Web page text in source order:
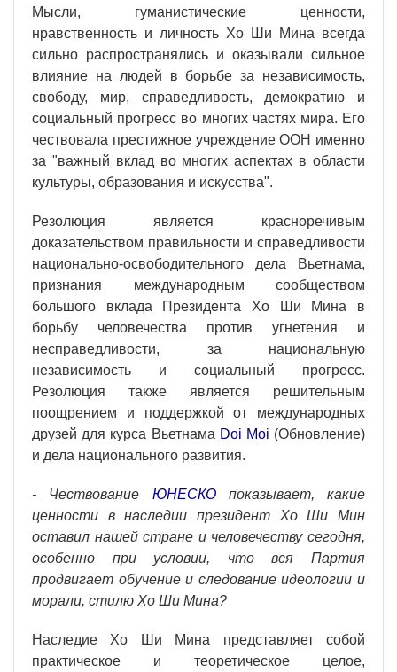
Мысли, гуманистические ценности,
нравственность и личность Хо Ши Мина всегда
сильно распространялись и оказывали сильное
влияние на людей в борьбе за независимость,
свободу, мир, справедливость, демократию и
социальный прогресс во многих частях мира. Его
чествовала престижное учреждение ООН именно
за "важный вклад во многих аспектах в области
культуры, образования и искусства".
Резолюция является красноречивым
доказательством правильности и справедливости
национально-освободительного дела Вьетнама,
признания международным сообществом
большого вклада Президента Хо Ши Мина в
борьбу человечества против угнетения и
несправедливости, за национальную
независимость и социальный прогресс.
Резолюция также является решительным
поощрением и поддержкой от международных
друзей для курса Вьетнама Doi Moi (Обновление)
и дела национального развития.
- Чествование ЮНЕСКОпоказывает, какие
ценности в наследии президент Хо Ши Мин
оставил нашей стране и человечеству сегодня,
особенно при условии, что вся Партия
продвигает обучение и следование идеологии и
морали, стилю Хо Ши Мина?
Наследие Хо Ши Мина представляет собой
практическое и теоретическое целое,